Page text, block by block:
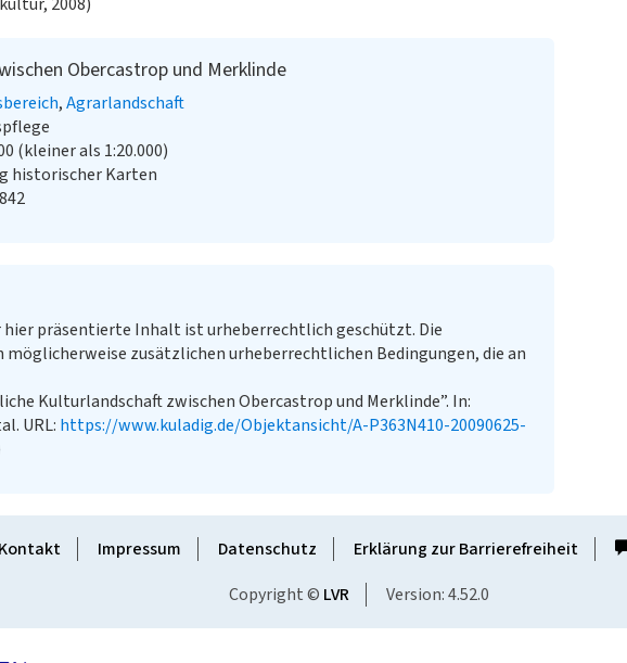
Obercastrop und Merklinde
Agrarlandschaft
(kleiner als 1:20.000)
historischer Karten
hier präsentierte Inhalt ist urheberrechtlich geschützt. Die
zusätzlichen urheberrechtlichen Bedingungen, die an
Kulturlandschaft zwischen Obercastrop und Merklinde”. In:
URL: https://www.kuladig.de/Objektansicht/A-P363N410-20090625-
Kontakt Impressum Datenschutz Erklärung zur Barrierefreiheit
Copyright © LVR Version: 4.52.0